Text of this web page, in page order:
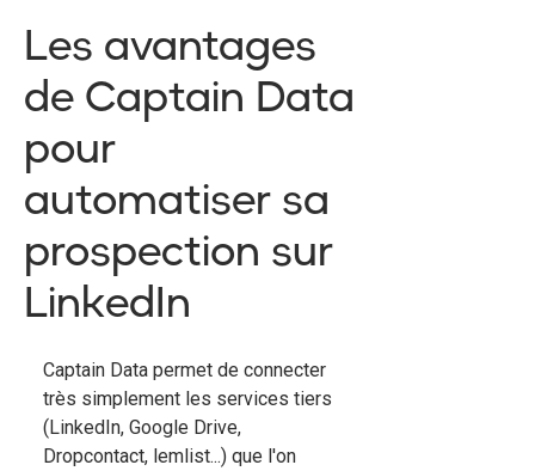
Les avantages
de Captain Data
pour
automatiser sa
prospection sur
LinkedIn
Captain Data permet de connecter
très simplement les services tiers
(LinkedIn, Google Drive,
Dropcontact, lemlist...) que l'on